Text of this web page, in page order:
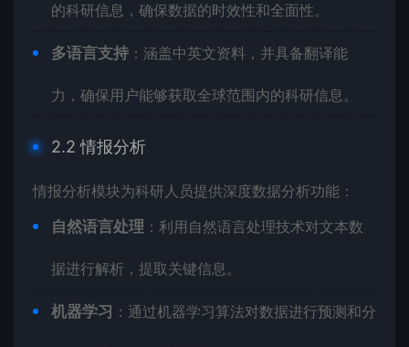
的科研信息，确保数据的时效性和全面性。
多语言支持 ：涵盖中英文资料，并具备翻译能
力，确保用户能够获取全球范围内的科研信息。
2.2 情报分析
情报分析模块为科研人员提供深度数据分析功能：
自然语言处理 ：利用自然语言处理技术对文本数
据进行解析，提取关键信息。
机器学习 ：通过机器学习算法对数据进行预测和分